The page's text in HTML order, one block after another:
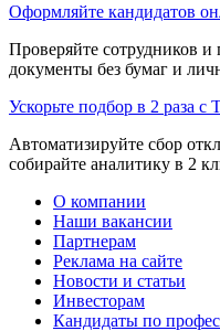
Оформляйте кандидатов
Проверяйте сотрудников
документы без бумаг и
Ускорьте подбор в 2 раза с
Автоматизируйте сбор
собирайте аналитику в 2
О компании
Наши вакансии
Партнерам
Реклама на сайте
Новости и статьи
Инвесторам
Кандидаты по